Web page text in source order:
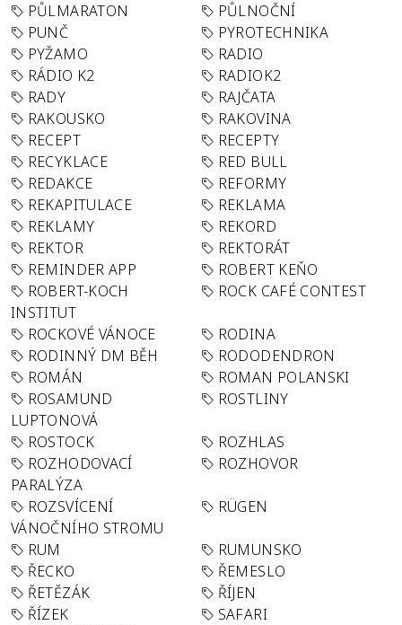
PŮLMARATON
PŮLNOČNÍ
PUNČ
PYROTECHNIKA
PYŽAMO
RADIO
RÁDIO K2
RADIOK2
RADY
RAJČATA
RAKOUSKO
RAKOVINA
RECEPT
RECEPTY
RECYKLACE
RED BULL
REDAKCE
REFORMY
REKAPITULACE
REKLAMA
REKLAMY
REKORD
REKTOR
REKTORÁT
REMINDER APP
ROBERT KEŇO
ROBERT-KOCH
INSTITUT
ROCK CAFÉ CONTEST
ROCKOVÉ VÁNOCE
RODINA
RODINNÝ DM BĚH
RODODENDRON
ROMÁN
ROMAN POLANSKI
ROSAMUND
LUPTONOVÁ
ROSTLINY
ROSTOCK
ROZHLAS
ROZHODOVACÍ
PARALÝZA
ROZHOVOR
ROZSVÍCENÍ
VÁNOČNÍHO STROMU
RÜGEN
RUM
RUMUNSKO
ŘECKO
ŘEMESLO
ŘETĚZÁK
ŘÍJEN
ŘÍZEK
SAFARI